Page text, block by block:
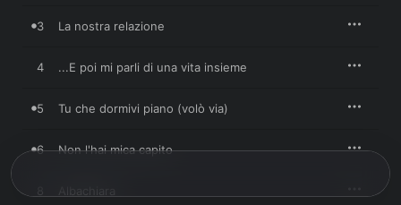
3 La nostra relazione
4 ...E poi mi parli di una vita insieme
5 Tu che dormivi piano (volò via)
6 Non l'hai mica capito
Albachiara